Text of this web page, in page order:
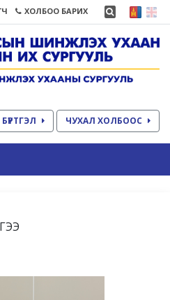
ХОЛБОО БАРИХ
ЧУХАЛ ХОЛБООС